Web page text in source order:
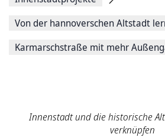
Von der hannoverschen Altstadt
Karmarschstraße mit mehr
Innenstadt und die historische
verknüpfen